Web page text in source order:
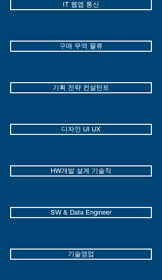
IT 웹앱 통신
구매 무역 물류
기획 전략 컨설턴트
디자인 UI UX
HW개발 설계 기술직
SW & Data Engineer
기술영업